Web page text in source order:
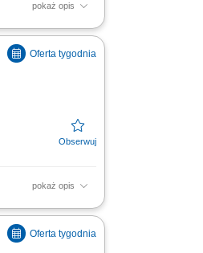
pokaż opis
pokaż opis